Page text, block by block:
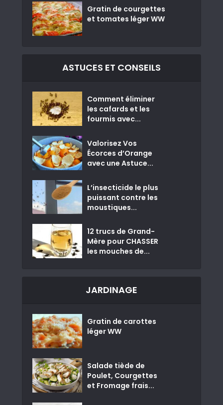
Gratin de courgettes
et tomates léger WW
ASTUCES ET CONSEILS
Comment éliminer
les cafards et les
fourmis avec...
Valorisez Vos
Écorces d’Orange
avec une Astuce...
L’insecticide le plus
puissant contre les
moustiques...
12 trucs de Grand-
Mère pour CHASSER
les mouches de...
JARDINAGE
Gratin de carottes
léger WW
Salade tiède de
Poulet, Courgettes
et Fromage frais...